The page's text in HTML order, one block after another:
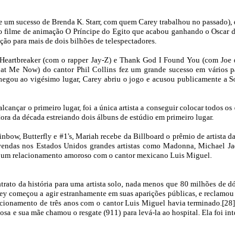
sucesso de Brenda K. Starr, com quem Carey trabalhou no
de animação O Príncipe do Egito que acabou ganhando o Oscar
para mais de dois bilhões de telespectadores.
(com o rapper Jay-Z) e Thank God I Found You (com Joe
Me Now) do cantor Phil Collins fez um grande sucesso em vários
ao vigésimo lugar, Carey abriu o jogo e acusou publicamente a
o primeiro lugar, foi a única artista a conseguir colocar todos os
da década estreiando dois álbuns de estúdio em primeiro lugar.
Butterfly e #1's, Mariah recebe da Billboard o prêmio de artista
nos Estados Unidos grandes artistas como Madonna, Michael
relacionamento amoroso com o cantor mexicano Luis Miguel.
da história para uma artista solo, nada menos que 80 milhões de
a agir estranhamente em suas aparições públicas, e
de três anos com o cantor Luis Miguel havia
e sua mãe chamou o resgate (911) para levá-la ao hospital. Ela foi